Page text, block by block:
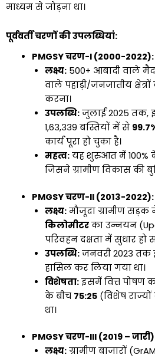
माध्यम से जोड़ना था।
पूर्ववर्ती चरणों की उपलब्धियां:
PMGSY चरण-I (2000-2022):
लक्ष्य:500+ आबादी वाले
वाले पहाड़ी/जनजातीय
करना।
उपलब्धि:जुलाई 2025 तक,
1,63,339 बस्तियों में से
कार्य पूरा हो चुका है।
महत्व:यह शुरुआत में 100%
जिसने ग्रामीण विकास की
PMGSY चरण-II (2013-2022):
लक्ष्य:मौजूदा ग्रामीण सड़क
किलोमीटरका उन्नयन
परिवहन दक्षता में सुधार हो
उपलब्धि:जनवरी 2023 तक
हासिल कर लिया गया था।
विशेषता:इसमें वित्त पोषण
के बीच 75:25(विशेष राज्यों
था।
PMGSY चरण-III (2019 –
लक्ष्य:ग्रामीण बाजारों